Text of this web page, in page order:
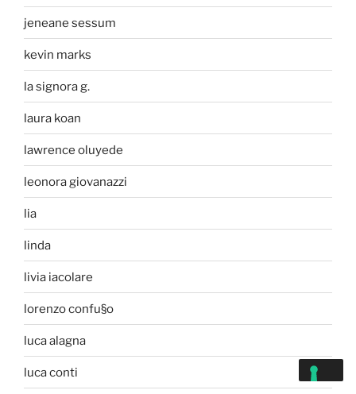
jeneane sessum
kevin marks
la signora g.
laura koan
lawrence oluyede
leonora giovanazzi
lia
linda
livia iacolare
lorenzo confu§o
luca alagna
luca conti